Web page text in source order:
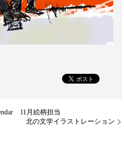
11月絵柄担当
北の文学イラストレーション